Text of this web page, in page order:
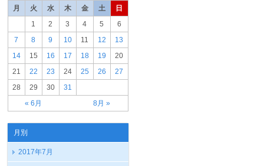
月
火 水 木 金 土 日
« 6月 8月 »
1 2 3 4 5
6
7
8 9 10 11 12
13
14
15 16 17 18 19
20
21
22 23 24 25 26
27
28
29 30 31
月別
2017年7月